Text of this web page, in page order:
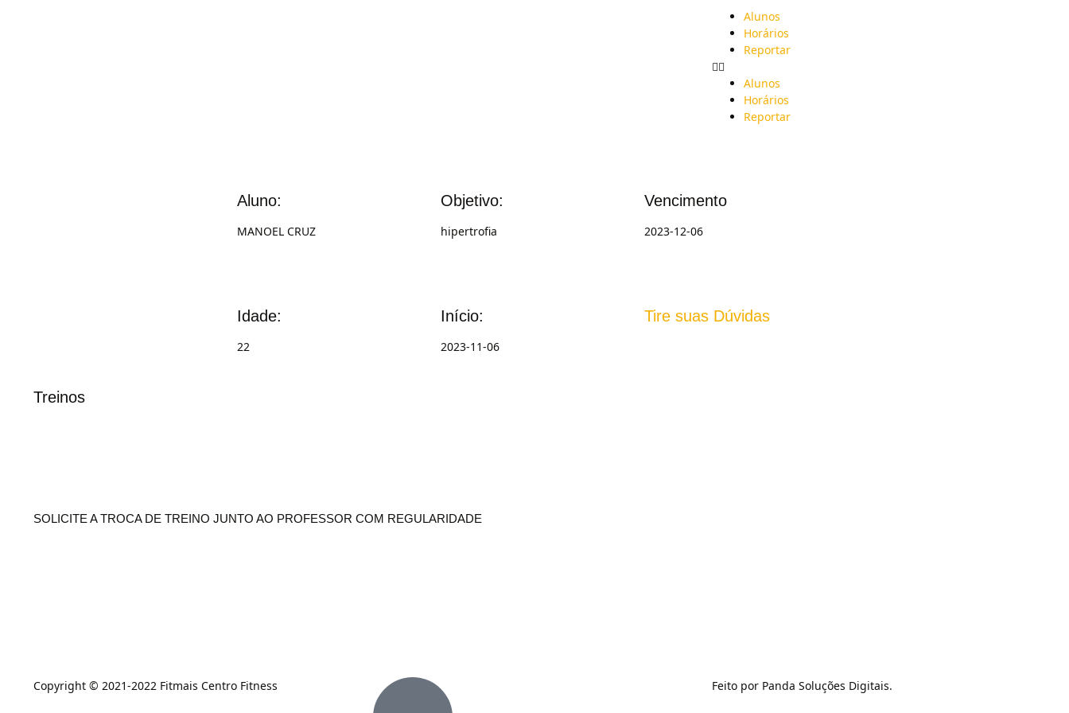
Alunos
Horários
Reportar
Alunos
Horários
Reportar
Aluno:
MANOEL CRUZ
Idade:
22
Objetivo:
hipertrofia
Início:
2023-11-06
Vencimento
2023-12-06
Tire suas Dúvidas
Treinos
SOLICITE A TROCA DE TREINO JUNTO AO PROFESSOR COM REGULARIDADE
Copyright © 2021-2022 Fitmais Centro Fitness Feito por Panda Soluções Digitais.